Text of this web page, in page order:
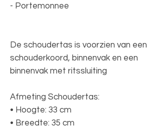
- Portemonnee
De schoudertas is voorzien van een
schouderkoord, binnenvak en een
binnenvak met ritssluiting
Afmeting Schoudertas:
• Hoogte: 33 cm
• Breedte: 35 cm